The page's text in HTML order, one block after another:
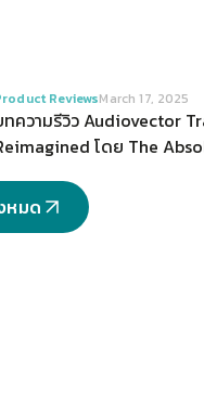
VIEW
ReviewsMarch 17, 2025
ความรีวิว Audiovector
โดย The
นการนำลำโพงตั้งพื้นรุ่น
หมด